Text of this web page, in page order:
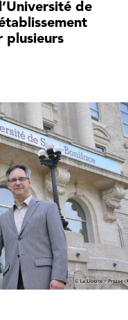
de
plusieurs